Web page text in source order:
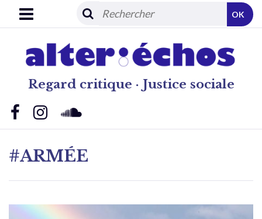
Regard critique · Justice sociale
OK
#ARMÉE